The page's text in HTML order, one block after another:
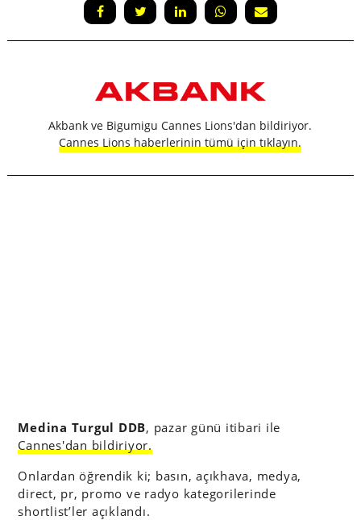
Akbank ve Bigumigu Cannes Lions'dan bildiriyor.
Cannes Lions haberlerinin tümü için tıklayın.
Medina Turgul DDB, pazar günü itibari ile
Cannes'dan bildiriyor.
Onlardan öğrendik ki; basın, açıkhava, medya,
direct, pr, promo ve radyo kategorilerinde
shortlist’ler açıklandı.